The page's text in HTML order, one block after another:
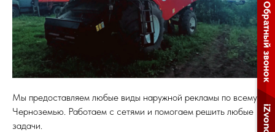
Мы предоставляем любые виды наружной рекламы по всему
Черноземью. Работаем с сетями и помогаем решить любые
задачи.